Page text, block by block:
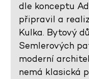
dle konceptu
připravil a
Kulka. Bytový
Semlerových
moderní
nemá klasická